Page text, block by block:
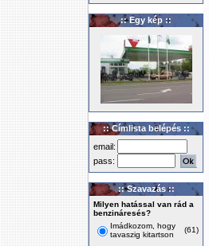
:: Egy kép ::
:: Címlista belépés ::
email:
pass:
:: Szavazás ::
Milyen hatással van rád a
benzináresés?
Imádkozom, hogy
tavaszig kitartson
(61)